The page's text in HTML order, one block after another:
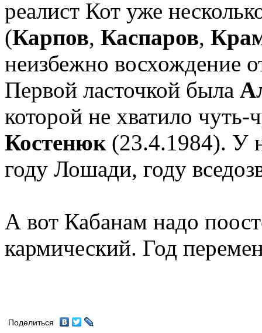
реалист Кот уже
(Карпов, Каспаров,
неизбежно восхождение
Первой ласточкой была
которой не хватило
Костенюк(23.4.1984). У
году Лошади, году
А вот Кабанам надо
кармический. Год
Поделиться